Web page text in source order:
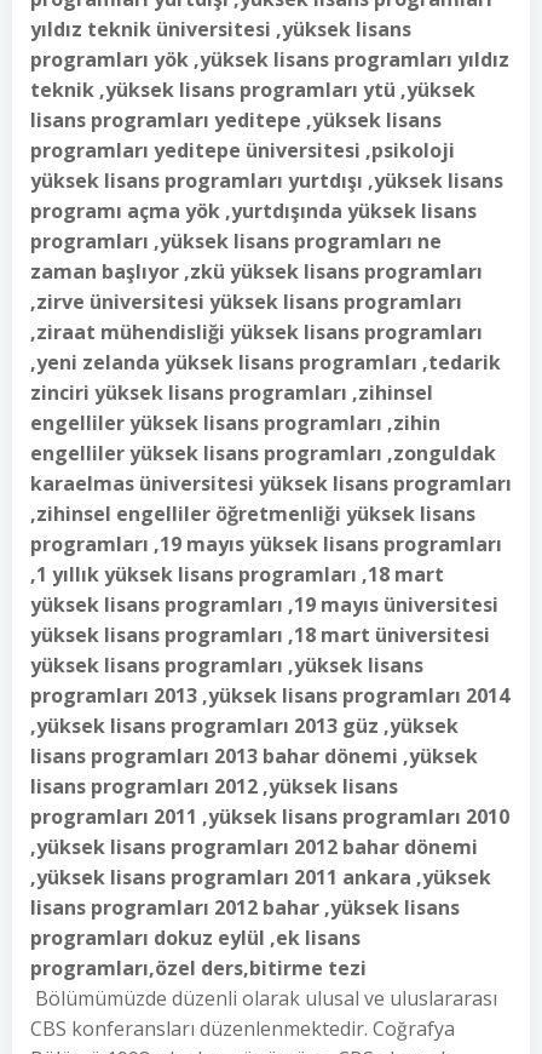
yıldız teknik üniversitesi ,yüksek lisans
programları yök ,yüksek lisans programları yıldız
teknik ,yüksek lisans programları ytü ,yüksek
lisans programları yeditepe ,yüksek lisans
programları yeditepe üniversitesi ,psikoloji
yüksek lisans programları yurtdışı ,yüksek lisans
programı açma yök ,yurtdışında yüksek lisans
programları ,yüksek lisans programları ne
zaman başlıyor ,zkü yüksek lisans programları
,zirve üniversitesi yüksek lisans programları
,ziraat mühendisliği yüksek lisans programları
,yeni zelanda yüksek lisans programları ,tedarik
zinciri yüksek lisans programları ,zihinsel
engelliler yüksek lisans programları ,zihin
engelliler yüksek lisans programları ,zonguldak
karaelmas üniversitesi yüksek lisans programları
,zihinsel engelliler öğretmenliği yüksek lisans
programları ,19 mayıs yüksek lisans programları
,1 yıllık yüksek lisans programları ,18 mart
yüksek lisans programları ,19 mayıs üniversitesi
yüksek lisans programları ,18 mart üniversitesi
yüksek lisans programları ,yüksek lisans
programları 2013 ,yüksek lisans programları 2014
,yüksek lisans programları 2013 güz ,yüksek
lisans programları 2013 bahar dönemi ,yüksek
lisans programları 2012 ,yüksek lisans
programları 2011 ,yüksek lisans programları 2010
,yüksek lisans programları 2012 bahar dönemi
,yüksek lisans programları 2011 ankara ,yüksek
lisans programları 2012 bahar ,yüksek lisans
programları dokuz eylül ,ek lisans
programları,özel ders,bitirme tezi
Bölümümüzde düzenli olarak ulusal ve uluslararası
CBS konferansları düzenlenmektedir. Coğrafya